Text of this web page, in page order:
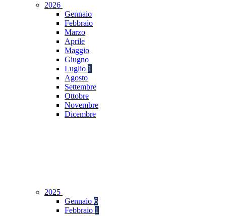
2026
Gennaio
Febbraio
Marzo
Aprile
Maggio
Giugno
Luglio 1
Agosto
Settembre
Ottobre
Novembre
Dicembre
2025
Gennaio 6
Febbraio 1